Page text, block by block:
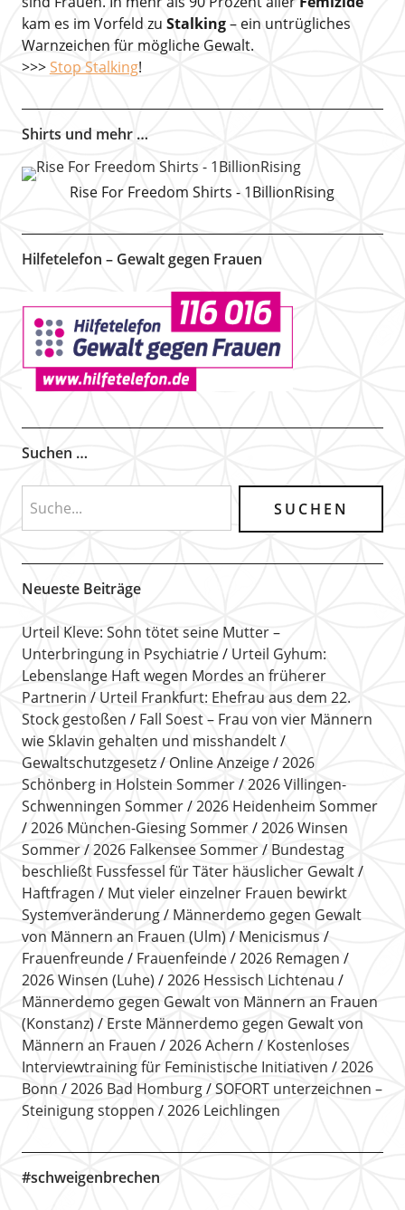
kam es im Vorfeld zu Stalking– ein untrügliches
Warnzeichen für mögliche Gewalt.
>>> Stop Stalking!
Shirts und mehr …
Rise For Freedom Shirts - 1BillionRising
Hilfetelefon – Gewalt gegen Frauen
Suchen …
Neueste Beiträge
Urteil Kleve: Sohn tötet seine Mutter –
Unterbringung in Psychiatrie
Urteil Gyhum:
Lebenslange Haft wegen Mordes an früherer
Partnerin
Urteil Frankfurt: Ehefrau aus dem 22.
Stock gestoßen
Fall Soest – Frau von vier Männern
wie Sklavin gehalten und misshandelt
Gewaltschutzgesetz
Online Anzeige
2026
Schönberg in Holstein Sommer
2026 Villingen-
Schwenningen Sommer
2026 Heidenheim Sommer
2026 München-Giesing Sommer
2026 Winsen
Sommer
2026 Falkensee Sommer
Bundestag
beschließt Fussfessel für Täter häuslicher Gewalt
Haftfragen
Mut vieler einzelner Frauen bewirkt
Systemveränderung
Männerdemo gegen Gewalt
von Männern an Frauen (Ulm)
Menicismus
Frauenfreunde
Frauenfeinde
2026 Remagen
2026 Winsen (Luhe)
2026 Hessisch Lichtenau
Männerdemo gegen Gewalt von Männern an Frauen
(Konstanz)
Erste Männerdemo gegen Gewalt von
Männern an Frauen
2026 Achern
Kostenloses
Interviewtraining für Feministische Initiativen
2026
Bonn
2026 Bad Homburg
SOFORT unterzeichnen –
Steinigung stoppen
2026 Leichlingen
#schweigenbrechen